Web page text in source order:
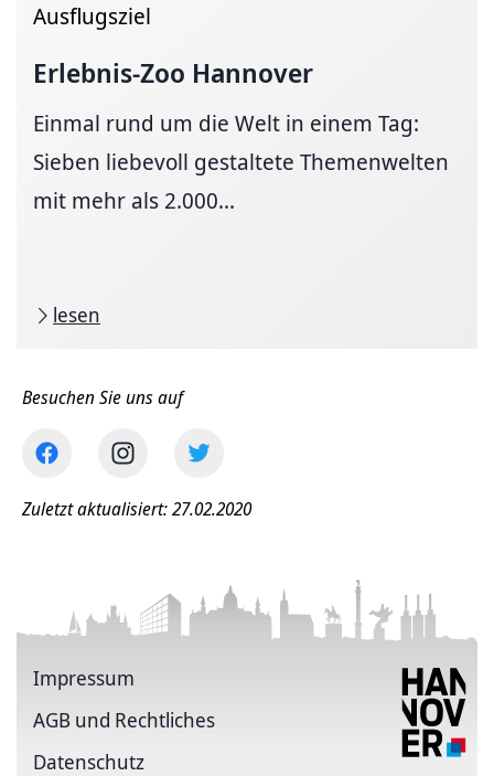
Ausflugsziel
Erlebnis-Zoo Hannover
Einmal rund um die Welt in einem Tag:
Sieben liebevoll gestaltete Themenwelten
mit mehr als 2.000...
lesen
Besuchen Sie uns auf
Zuletzt aktualisiert: 27.02.2020
Impressum
AGB und Rechtliches
Datenschutz